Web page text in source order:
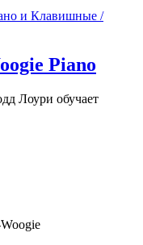
и Клавишные /
Piano
Лоури обучает